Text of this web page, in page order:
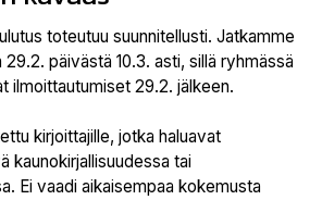
toteutuu suunnitellusti. Jatkamme
päivästä 10.3. asti, sillä ryhmässä
ilmoittautumiset 29.2. jälkeen.
kirjoittajille, jotka haluavat
kaunokirjallisuudessa tai
Ei vaadi aikaisempaa kokemusta